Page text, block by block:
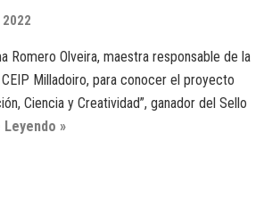
Romero Olveira, maestra responsable de la
Milladoiro, para conocer el proyecto
Ciencia y Creatividad”, ganador del Sello
Leyendo »